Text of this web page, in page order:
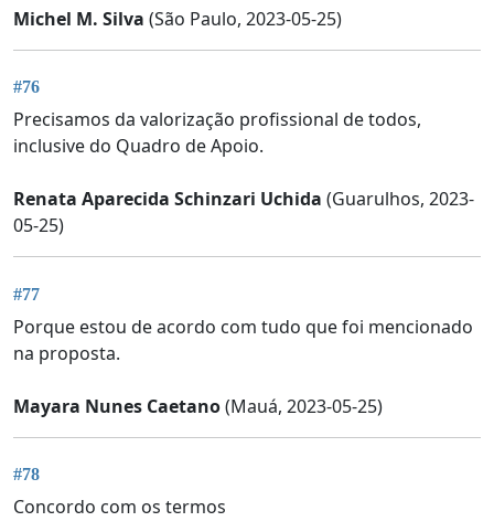
Michel M. Silva (São Paulo, 2023-05-25)
#76
Precisamos da valorização profissional de todos,
inclusive do Quadro de Apoio.
Renata Aparecida Schinzari Uchida (Guarulhos, 2023-
05-25)
#77
Porque estou de acordo com tudo que foi mencionado
na proposta.
Mayara Nunes Caetano(Mauá, 2023-05-25)
#78
Concordo com os termos